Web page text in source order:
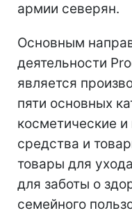
армии северян.
Основным
деятельности
является
пяти основных
косметические
средства и
товары для
для заботы о
семейного